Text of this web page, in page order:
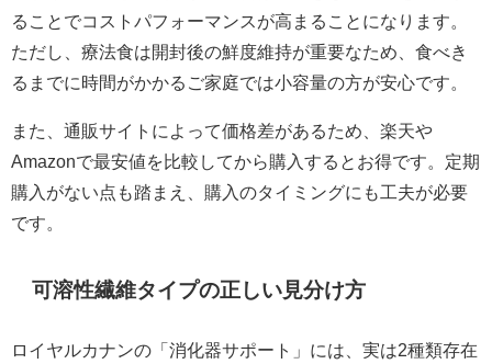
ることでコストパフォーマンスが高まることになります。
ただし、療法食は開封後の鮮度維持が重要なため、食べき
るまでに時間がかかるご家庭では小容量の方が安心です。
また、通販サイトによって価格差があるため、楽天や
Amazonで最安値を比較してから購入するとお得です。定期
購入がない点も踏まえ、購入のタイミングにも工夫が必要
です。
可溶性繊維タイプの正しい見分け方
ロイヤルカナンの「消化器サポート」には、実は2種類存在